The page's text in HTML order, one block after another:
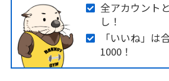
全アカウント
し！
「いいね」は
1000！